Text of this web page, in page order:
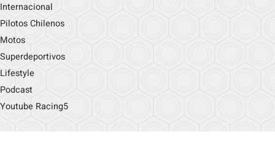
Internacional
Pilotos Chilenos
Motos
Superdeportivos
Lifestyle
Podcast
Youtube Racing5